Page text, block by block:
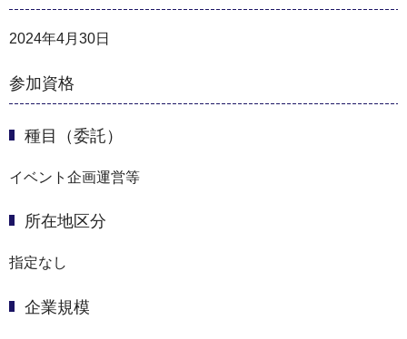
2024年4月30日
参加資格
種目（委託）
イベント企画運営等
所在地区分
指定なし
企業規模